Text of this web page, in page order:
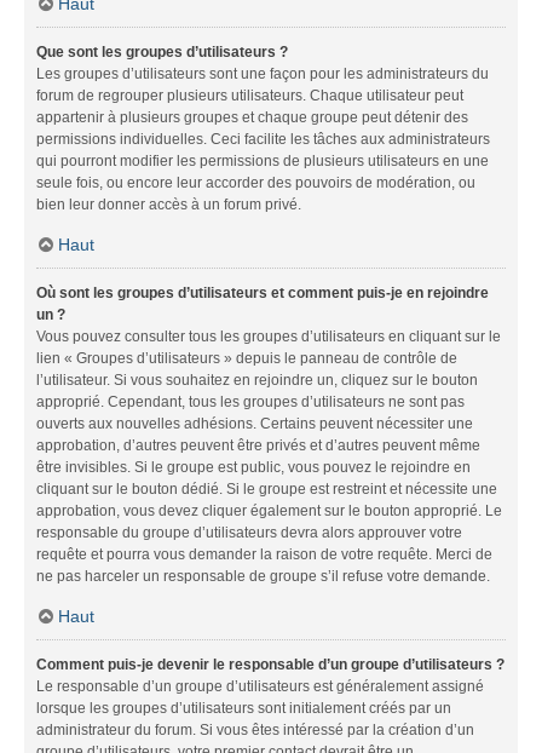
Que sont les groupes d’utilisateurs ?
Les groupes d’utilisateurs sont une façon pour les administrateurs du
forum de regrouper plusieurs utilisateurs. Chaque utilisateur peut
appartenir à plusieurs groupes et chaque groupe peut détenir des
permissions individuelles. Ceci facilite les tâches aux administrateurs
qui pourront modifier les permissions de plusieurs utilisateurs en une
seule fois, ou encore leur accorder des pouvoirs de modération, ou
bien leur donner accès à un forum privé.
Haut
Où sont les groupes d’utilisateurs et comment puis-je en rejoindre
un ?
Vous pouvez consulter tous les groupes d’utilisateurs en cliquant sur le
lien « Groupes d’utilisateurs » depuis le panneau de contrôle de
l’utilisateur. Si vous souhaitez en rejoindre un, cliquez sur le bouton
approprié. Cependant, tous les groupes d’utilisateurs ne sont pas
ouverts aux nouvelles adhésions. Certains peuvent nécessiter une
approbation, d’autres peuvent être privés et d’autres peuvent même
être invisibles. Si le groupe est public, vous pouvez le rejoindre en
cliquant sur le bouton dédié. Si le groupe est restreint et nécessite une
approbation, vous devez cliquer également sur le bouton approprié. Le
responsable du groupe d’utilisateurs devra alors approuver votre
requête et pourra vous demander la raison de votre requête. Merci de
ne pas harceler un responsable de groupe s’il refuse votre demande.
Haut
Comment puis-je devenir le responsable d’un groupe d’utilisateurs ?
Le responsable d’un groupe d’utilisateurs est généralement assigné
lorsque les groupes d’utilisateurs sont initialement créés par un
administrateur du forum. Si vous êtes intéressé par la création d’un